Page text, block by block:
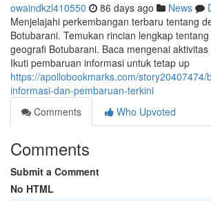
owaindkzl410550 86 days ago News
Menjelajahi perkembangan terbaru tentang
Botubarani. Temukan rincian lengkap
geografi Botubarani. Baca mengenai
Ikuti pembaruan informasi untuk tetap up
https://apollobookmarks.com/story20407474/
informasi-dan-pembaruan-terkini
Comments
Who Upvoted
Comments
Submit a Comment
No HTML